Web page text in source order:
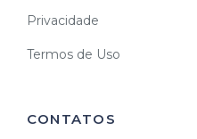
Privacidade
Termos de Uso
CONTATOS